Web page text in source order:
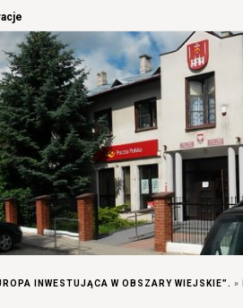
INWESTUJĄCA W OBSZARY WIEJSKIE”. »